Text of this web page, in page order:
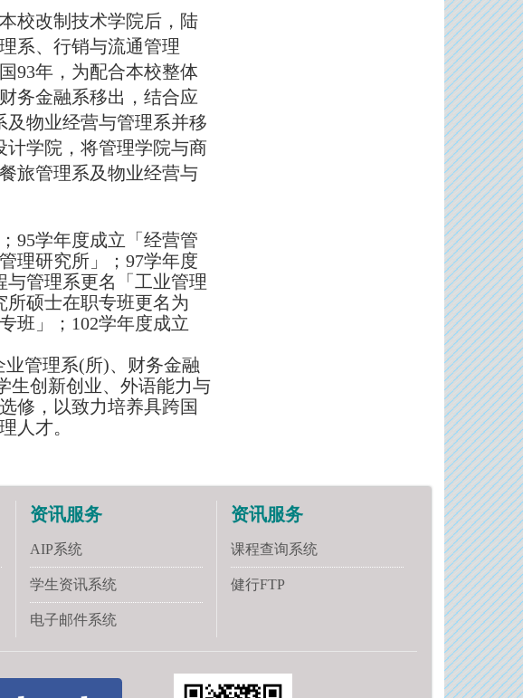
校改制技术学院后，陆
系、行销与流通管理
93年，为配合本校整体
务金融系移出，结合应
及物业经营与管理系并移
计学院，将管理学院与商
旅管理系及物业经营与
95学年度成立「经营管
理研究所」；97学年度
管理系更名「工业管理
所硕士在职专班更名为
班」；102学年度成立
管理系(所)、财务金融
生创新创业、外语能力与
修，以致力培养具跨国
人才。
资讯服务
AIP系统
学生资讯系统
电子邮件系统
资讯服务
课程查询系统
健行FTP